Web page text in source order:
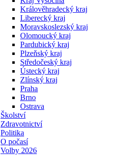
Králověhradecký kraj
Liberecký kraj
Moravskoslezský kraj
Olomoucký kraj
Pardubický kraj
Plzeňský kraj
Středočeský kraj
Ústecký kraj
Zlínský kraj
Praha
Brno
Ostrava
Školství
Zdravotnictví
Politika
O počasí
Volby 2026